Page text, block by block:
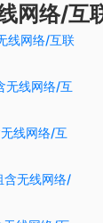
网络/互
线网络/互联
无线网络/互
线网络/互
含无线网络/